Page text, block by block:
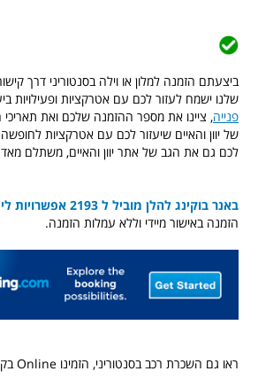
ביצעתם הזמנה למלון או וילה בסנטוריני דרך
שלנו ישמח לעזור לכם עם אטרקציות ופעילויות
פנייה, ציינו את מספר ההזמנה שלכם ואת תאריכי
של יוון והאיים שיעזור לכם עם אטרקציות
לכם גם את הגב של אתר יוון והאיים, משתלם מאד
באנר בוקינג להלן מוביל ל 2193 אפשרויות לינה בסנטוריני, מלונות, וילות, דירות נופש ועוד.
הזמנה באישור מיידי וללא עמלות הזמנה.
ראו גם השכרת רכב בסנטוריני, הזמינו Online בקלות מחברות ההשכרה הטובות ביותר בסנטוריני -